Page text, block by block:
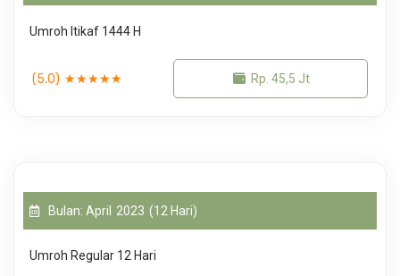
Umroh Itikaf 1444 H
(5.0) ★★★★★ Rp. 45,5 Jt
Bulan: April 2023 (12 Hari)
Umroh Regular 12 Hari